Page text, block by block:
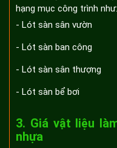
hạng mục công trình như:
- Lót sàn sân vườn
- Lót sàn ban công
- Lót sàn sân thượng
- Lót sàn bể bơi
3. Giá vật liệu
nhựa